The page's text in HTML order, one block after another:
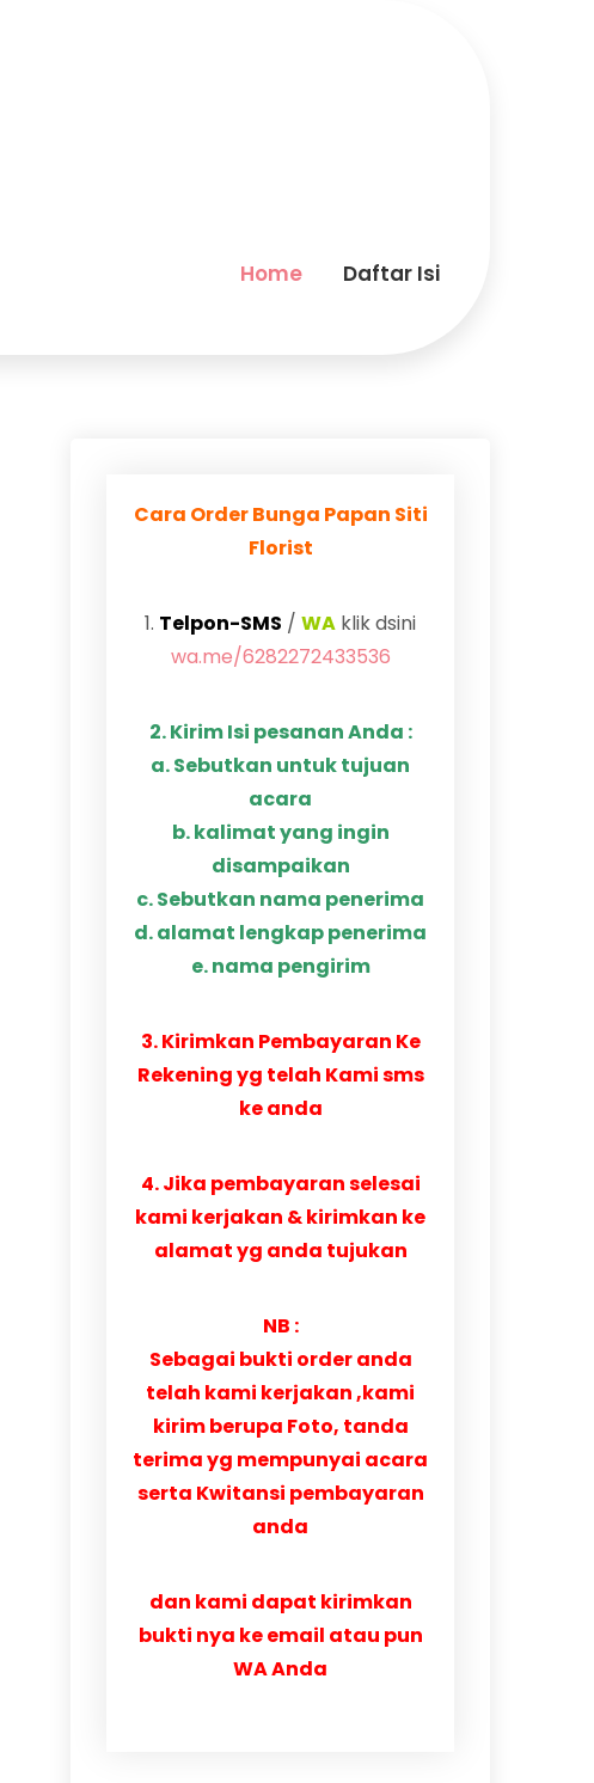
Home Daftar Isi
Cara Order Bunga Papan Siti
Florist
1. Telpon-SMS / WA klik dsini
wa.me/6282272433536
2. Kirim Isi pesanan Anda :
a. Sebutkan untuk tujuan
acara
b. kalimat yang ingin
disampaikan
c. Sebutkan nama penerima
d. alamat lengkap penerima
e. nama pengirim
3. Kirimkan Pembayaran Ke
Rekening yg telah Kami sms
ke anda
4. Jika pembayaran selesai
kami kerjakan & kirimkan ke
alamat yg anda tujukan
NB :
Sebagai bukti order anda
telah kami kerjakan ,kami
kirim berupa Foto, tanda
terima yg mempunyai acara
serta Kwitansi pembayaran
anda
dan kami dapat kirimkan
bukti nya ke email atau pun
WA Anda